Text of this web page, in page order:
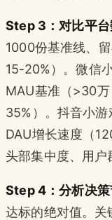
Step 3：对比平
1000份基准线、
15-20%）。微信
MAU基准（>30
35%）。抖音小游
DAU增长速度（
头部集中度、用户
Step 4：分析决策
达标的绝对值。关